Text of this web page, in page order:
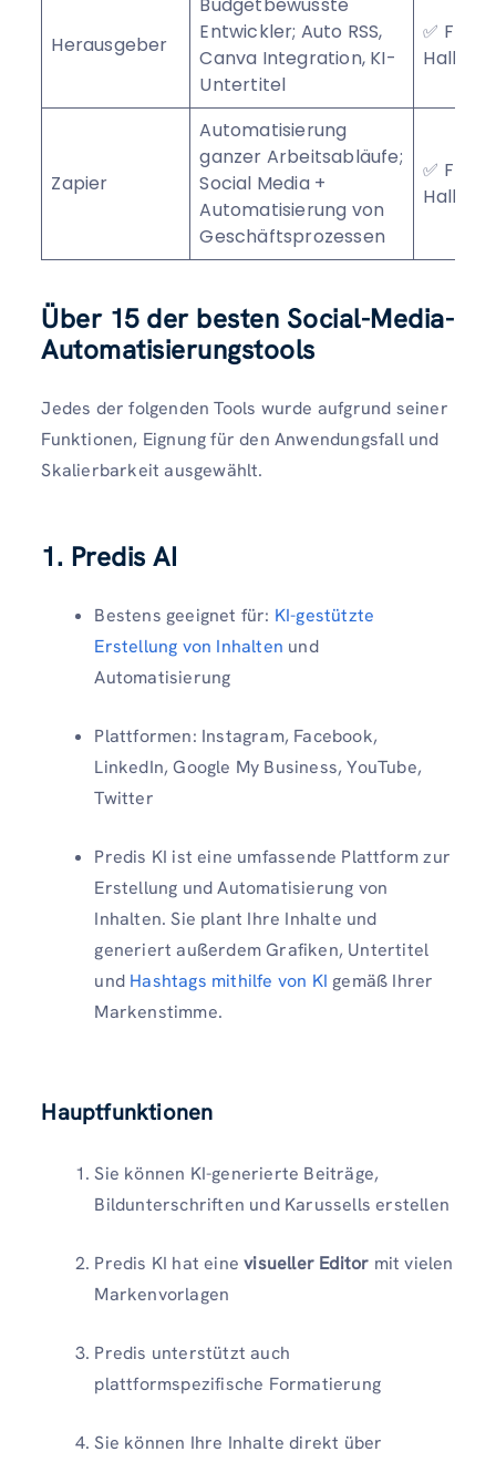
Herausgeber
Entwickler; Auto RSS,
Canva Integration, KI-
Untertitel
✅ Free
Zapier
Automatisierung
ganzer Arbeitsabläufe;
Social Media +
Automatisierung von
Geschäftsprozessen
✅ Free
Über 15 der besten Social-Media-
Automatisierungstools
Jedes der folgenden Tools wurde aufgrund seiner
Funktionen, Eignung für den Anwendungsfall und
Skalierbarkeit ausgewählt.
1. Predis AI
Bestens geeignet für: KI-gestützte
Erstellung von Inhalten und
Automatisierung
Plattformen: Instagram, Facebook,
LinkedIn, Google My Business, YouTube,
Twitter
Predis KI ist eine umfassende Plattform zur
Erstellung und Automatisierung von
Inhalten. Sie plant Ihre Inhalte und
generiert außerdem Grafiken, Untertitel
und Hashtags mithilfe von KI gemäß Ihrer
Markenstimme.
Hauptfunktionen
Sie können KI-generierte Beiträge,
Bildunterschriften und Karussells erstellen
Predis KI hat einevisueller Editor mit vielen
Markenvorlagen
Predis unterstützt auch
plattformspezifische Formatierung
Sie können Ihre Inhalte direkt über